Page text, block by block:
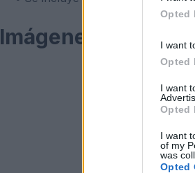
Opted
I want
Opted
I want
Opted
I want
of my
was
Opted
Imágenes y Review